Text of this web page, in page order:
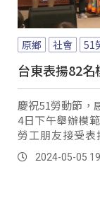
原鄉 社會 51
台東表揚82
慶祝51勞動節，
4日下午舉辦模
勞工朋友接受表
珠、陳明光同時
2024-05-05